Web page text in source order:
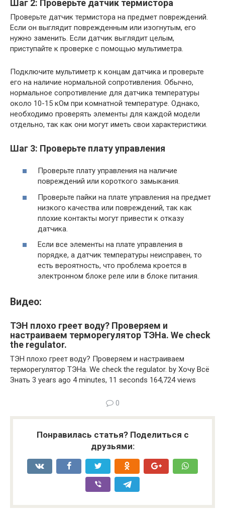
Шаг 2: Проверьте датчик термистора
Проверьте датчик термистора на предмет повреждений.
Если он выглядит поврежденным или изогнутым, его
нужно заменить. Если датчик выглядит целым,
приступайте к проверке с помощью мультиметра.
Подключите мультиметр к концам датчика и проверьте
его на наличие нормальной сопротивления. Обычно,
нормальное сопротивление для датчика температуры
около 10-15 кОм при комнатной температуре. Однако,
необходимо проверять элементы для каждой модели
отдельно, так как они могут иметь свои характеристики.
Шаг 3: Проверьте плату управления
Проверьте плату управления на наличие
повреждений или короткого замыкания.
Проверьте пайки на плате управления на предмет
низкого качества или повреждений, так как
плохие контакты могут привести к отказу
датчика.
Если все элементы на плате управления в
порядке, а датчик температуры неисправен, то
есть вероятность, что проблема кроется в
электронном блоке реле или в блоке питания.
Видео:
ТЭН плохо греет воду? Проверяем и
настраиваем терморегулятор ТЭНа. We check
the regulator.
ТЭН плохо греет воду? Проверяем и настраиваем
терморегулятор ТЭНа. We check the regulator. by Хочу Всё
Знать 3 years ago 4 minutes, 11 seconds 164,724 views
0
Понравилась статья? Поделиться с
друзьями: